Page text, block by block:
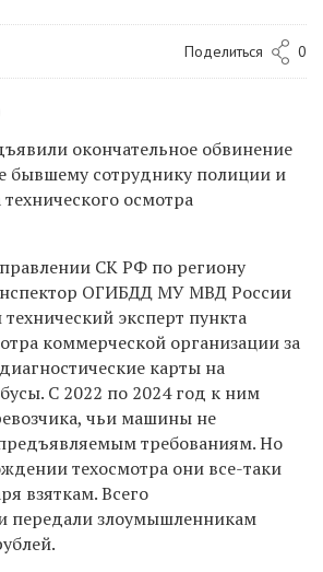
Поделиться 0
окончательное обвинение
бывшему сотруднику полиции и
осмотра
СК РФ по региону
ОГИБДД МУ МВД России
эксперт пункта
коммерческой организации за
карты на
С 2022 по 2024 год к ним
чьи машины не
требованиям. Но
техосмотра они все-таки
взяткам. Всего
передали злоумышленникам